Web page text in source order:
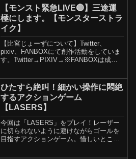
※加入した後、chのメンバーシップ欄
に...
【モンスト緊急LIVE🔴】三途運
極にします。【モンスターストラ
イク】
【比宮じょーずについて】Twitter、
pixiv、FANBOXにて創作活動をしていま
す。Twitter→PIXIV→※FANBOXは成人
Truth」t....
ひたすら絶叫！細かい操作に悶絶
するアクションゲーム
【LASERS】
今回は「LASERS」をプレイ！レーザー
に切られないように避けながらゴールを
目指すアクションゲーム。惜しいところ